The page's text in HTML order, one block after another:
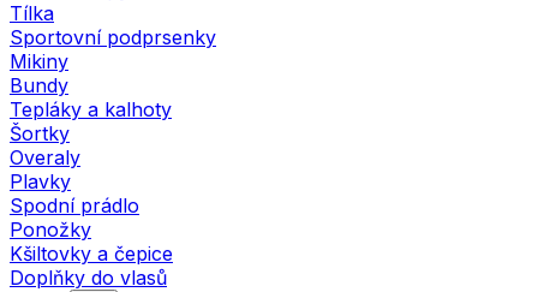
Tílka
Sportovní podprsenky
Mikiny
Bundy
Tepláky a kalhoty
Šortky
Overaly
Plavky
Spodní prádlo
Ponožky
Kšiltovky a čepice
Doplňky do vlasů